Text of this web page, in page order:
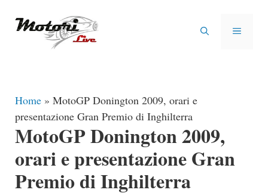
MENU
Home » MotoGP Donington 2009, orari e
presentazione Gran Premio di Inghilterra
MotoGP Donington 2009,
orari e presentazione Gran
Premio di Inghilterra